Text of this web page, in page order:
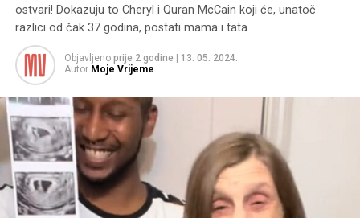
ostvari! Dokazuju to Cheryl i Quran McCain koji će, unatoč
razlici od čak 37 godina, postati mama i tata.
Objavljeno prije 2 godine
13. 05. 2024.
Autor Moje Vrijeme